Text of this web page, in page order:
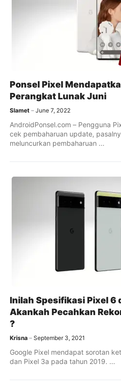
Ponsel Pixel
Perangkat Lunak Juni
Slamet June 7, 2022
AndroidPonsel.com – Pengguna
cek pembaharuan update,
meluncurkan pembaharuan ...
Inilah Spesifikasi Pixel 6
Akankah Pecahkan
?
Krisna September 3, 2021
Google Pixel mendapat sorotan
dan Pixel 3a pada tahun 2019. ...